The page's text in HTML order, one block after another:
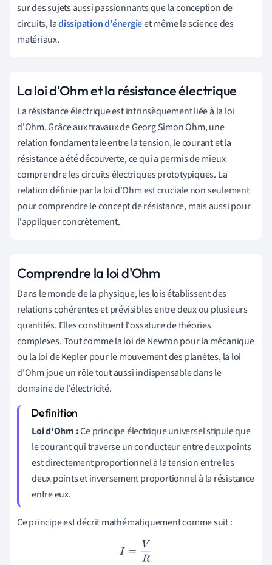
sur des sujets aussi passionnants que la conception de
circuits, ladissipation d'énergieet même la science des
matériaux.
La loi d'Ohm et la résistance électrique
La résistance électrique est intrinsèquement liée à la loi
d'Ohm. Grâce aux travaux de Georg Simon Ohm, une
relation fondamentale entre la tension, le courant et la
résistance a été découverte, ce qui a permis de mieux
comprendre les circuits électriques prototypiques. La
relation définie par la loi d'Ohm est cruciale non seulement
pour comprendre le concept de résistance, mais aussi pour
l'appliquer concrètement.
Comprendre la loi d'Ohm
Dans le monde de la physique, les lois établissent des
relations cohérentes et prévisibles entre deux ou plusieurs
quantités. Elles constituent l'ossature de théories
complexes. Tout comme la loi de Newton pour la mécanique
ou la loi de Kepler pour le mouvement des planètes, la loi
d'Ohm joue un rôle tout aussi indispensable dans le
domaine de l'électricité.
Loi d'Ohm :Ce principe électrique universel stipule que
le courant qui traverse un conducteur entre deux points
est directement proportionnel à la tension entre les
deux points et inversement proportionnel à la résistance
entre eux.
Ce principe est décrit mathématiquement comme suit :
I=V R